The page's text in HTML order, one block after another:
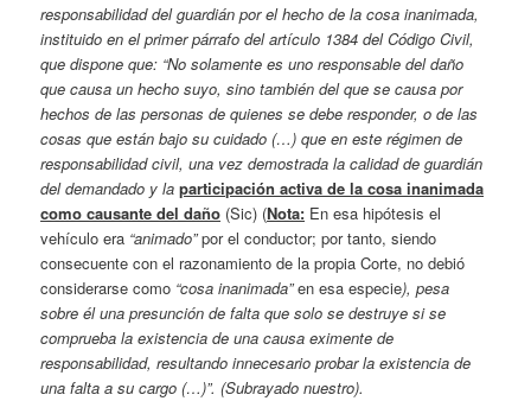
responsabilidad del guardián por el hecho de la cosa inanimada,
instituido en el primer párrafo del artículo 1384 del Código Civil,
que dispone que: “No solamente es uno responsable del daño
que causa un hecho suyo, sino también del que se causa por
hechos de las personas de quienes se debe responder, o de las
cosas que están bajo su cuidado (…) que en este régimen de
responsabilidad civil, una vez demostrada la calidad de guardián
del demandado y la participación activa de la cosa inanimada
como causante del daño (Sic) (Nota: En esa hipótesis el
vehículo era “animado”por el conductor; por tanto, siendo
consecuente con el razonamiento de la propia Corte, no debió
considerarse como “cosa inanimada”en esa especie), pesa
sobre él una presunción de falta que solo se destruye si se
comprueba la existencia de una causa eximente de
responsabilidad, resultando innecesario probar la existencia de
una falta a su cargo (…)”. (Subrayado nuestro).